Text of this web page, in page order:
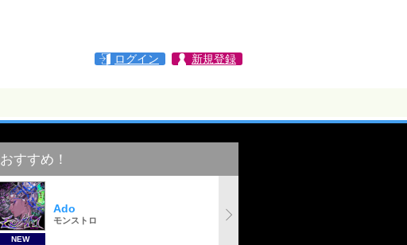
ログイン 新規登録
おすすめ！
NEW
Ado
モンストロ